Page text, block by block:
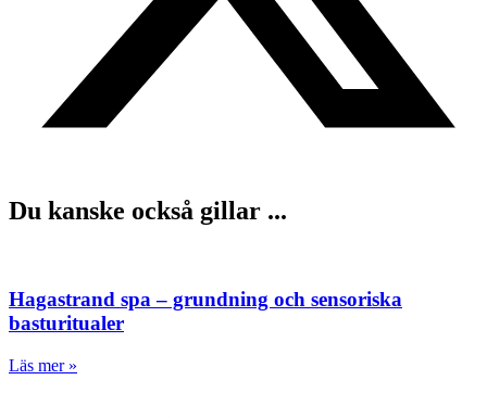
Du kanske också gillar ...
Hagastrand spa – grundning och sensoriska
basturitualer
Läs mer »